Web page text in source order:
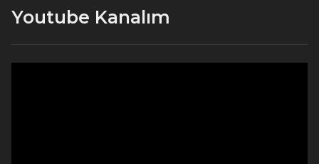
Youtube Kanalım